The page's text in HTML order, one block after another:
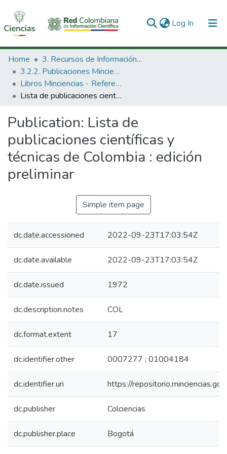
Log In (current)
Communities & Collections
All of DSpace
Statistics
Home
3. Recursos de Información Científica y Tecnológica
3.2.2. Publicaciones Minciencias
Libros Minciencias - Referenciales
Lista de publicaciones científicas y técnicas de Colombia : edición preliminar
Publication: Lista de
publicaciones científicas y
técnicas de Colombia : edición
preliminar
Simple item page
dc.date.accessioned 2022-09-23T17:03:54Z
dc.date.available 2022-09-23T17:03:54Z
dc.date.issued 1972
dc.description.notes COL
dc.format.extent 17
dc.identifier.other 0007277 ; 01004184
dc.identifier.uri https://
dc.publisher Colciencias
dc.publisher.place Bogotá